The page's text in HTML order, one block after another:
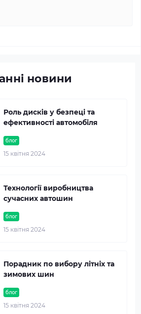
новини
блог
15 квітня 2024
Роль дисків у безпеці та
ефективності автомобіля
блог
15 квітня 2024
Технології виробництва
сучасних автошин
блог
15 квітня 2024
Порадник по вибору літніх та
зимових шин